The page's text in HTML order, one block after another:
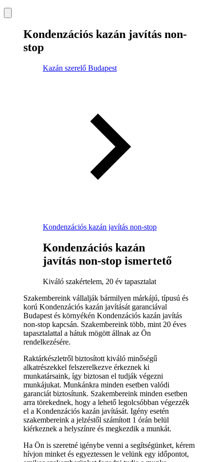
Kondenzációs kazán javítás non-
stop
Kazán szerelő Budapest
Kondenzációs kazán javítás non-stop
Kondenzációs kazán
javítás non-stop ismertető
Kiváló szakértelem, 20 év tapasztalat
Szakembereink vállalják bármilyen márkájú, típusú és
korú Kondenzációs kazán javítását garanciával
Budapest és környékén Kondenzációs kazán javítás
non-stop kapcsán. Szakembereink több, mint 20 éves
tapasztalattal a hátuk mögött állnak az Ön
rendelkezésére.
Raktárkészletről biztosított kiváló minőségű
alkatrészekkel felszerelkezve érkeznek ki
munkatársaink, így biztosan el tudják végezni
munkájukat. Munkánkra minden esetben valódi
garanciát biztosítunk. Szakembereink minden esetben
arra törekednek, hogy a lehető legolcsóbban végezzék
el a Kondenzációs kazán javítását. Igény esetén
szakembereink a jelzéstől számított 1 órán belül
kiérkeznek a helyszínre és megkezdik a munkát.
Ha Ön is szeretné igénybe venni a segítségünket, kérem
hívjon minket és egyeztessen le velünk egy időpontot,